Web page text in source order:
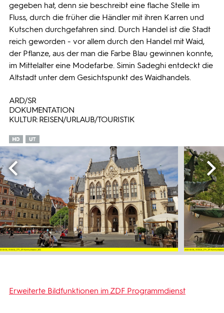
gegeben hat, denn sie beschreibt eine flache Stelle im
Fluss, durch die früher die Händler mit ihren Karren und
Kutschen durchgefahren sind. Durch Handel ist die Stadt
reich geworden - vor allem durch den Handel mit Waid,
der Pflanze, aus der man die Farbe Blau gewinnen konnte,
im Mittelalter eine Modefarbe. Simin Sadeghi entdeckt die
Altstadt unter dem Gesichtspunkt des Waidhandels.
ARD/SR
DOKUMENTATION
KULTUR: REISEN/URLAUB/TOURISTIK
Erweiterte Bildfunktionen im ZDF Programmdienst